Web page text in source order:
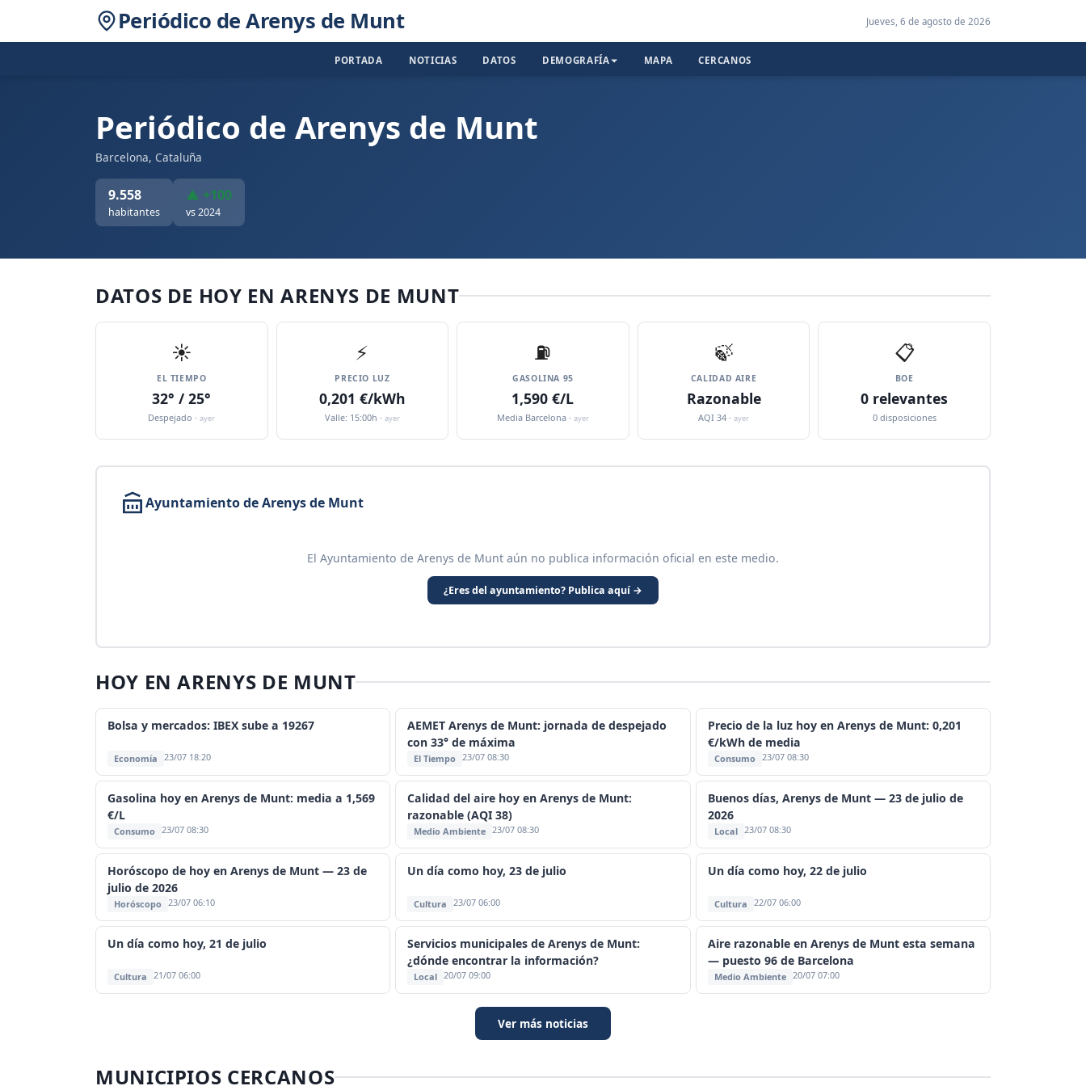
Periódico de Arenys de Munt Jueves, 6 de agosto de 2026
PORTADA NOTICIAS DATOS DEMOGRAFÍA MAPA CERCANOS
Periódico de Arenys de Munt
Barcelona, Cataluña
9.558
habitantes
▲ +100
vs 2024
DATOS DE HOY EN ARENYS DE MUNT
☀️
EL TIEMPO
32° / 25°
Despejado ·ayer
⚡
PRECIO LUZ
0,201 €/kWh
Valle: 15:00h · ayer
⛽️
GASOLINA 95
1,590 €/L
Media Barcelona · ayer
🍃
CALIDAD AIRE
Razonable
AQI 34 ·ayer
📋
BOE
0 relevantes
0 disposiciones
Ayuntamiento de Arenys de Munt
El Ayuntamiento de Arenys de Munt aún no publica información oficial en este medio.
¿Eres del ayuntamiento? Publica aquí →
HOY EN ARENYS DE MUNT
Bolsa y mercados: IBEX sube a 19267
Economía 23/07 18:20
AEMET Arenys de Munt: jornada de despejado
con 33° de máxima
El Tiempo 23/07 08:30
Precio de la luz hoy en Arenys de Munt: 0,201
€/kWh de media
Consumo 23/07 08:30
Gasolina hoy en Arenys de Munt: media a 1,569
€/L
Consumo 23/07 08:30
Calidad del aire hoy en Arenys de Munt:
razonable (AQI 38)
Medio Ambiente 23/07 08:30
Buenos días, Arenys de Munt — 23 de julio de
2026
Local 23/07 08:30
Horóscopo de hoy en Arenys de Munt — 23 de
julio de 2026
Horóscopo 23/07 06:10
Un día como hoy, 23 de julio
Cultura 23/07 06:00
Un día como hoy, 22 de julio
Cultura 22/07 06:00
Un día como hoy, 21 de julio
Cultura 21/07 06:00
Servicios municipales de Arenys de Munt:
¿dónde encontrar la información?
Local 20/07 09:00
Aire razonable en Arenys de Munt esta semana
— puesto 96 de Barcelona
Medio Ambiente 20/07 07:00
Ver más noticias
MUNICIPIOS CERCANOS